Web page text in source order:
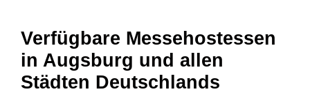
Verfügbare Messehostessen
in Augsburg und allen
Städten Deutschlands